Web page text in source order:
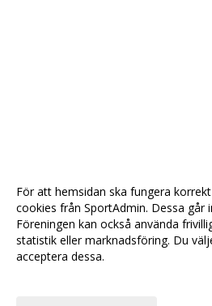
För att hemsidan ska fungera
cookies från SportAdmin. Dessa går
Föreningen kan också använda
statistik eller marknadsföring. Du
acceptera dessa.